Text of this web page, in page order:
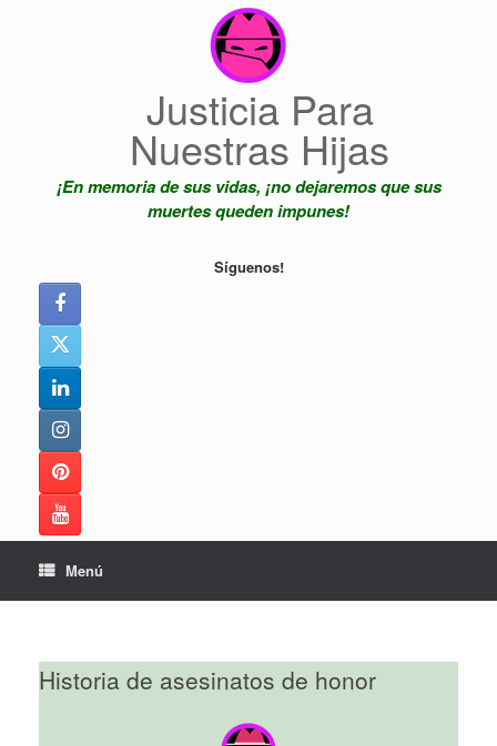
Justicia Para
Nuestras Hijas
¡En memoria de sus vidas, ¡no dejaremos que sus
muertes queden impunes!
Síguenos!
Menú
Historia de asesinatos de honor